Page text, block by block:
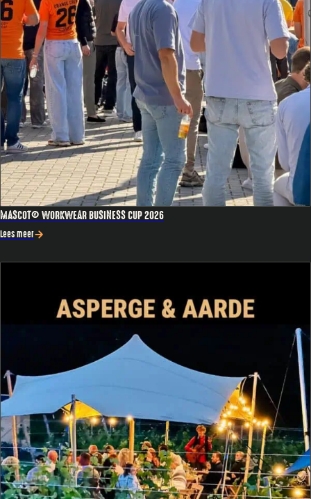
MASCOT® WORKWEAR BUSINESS CUP 2026
Lees meer